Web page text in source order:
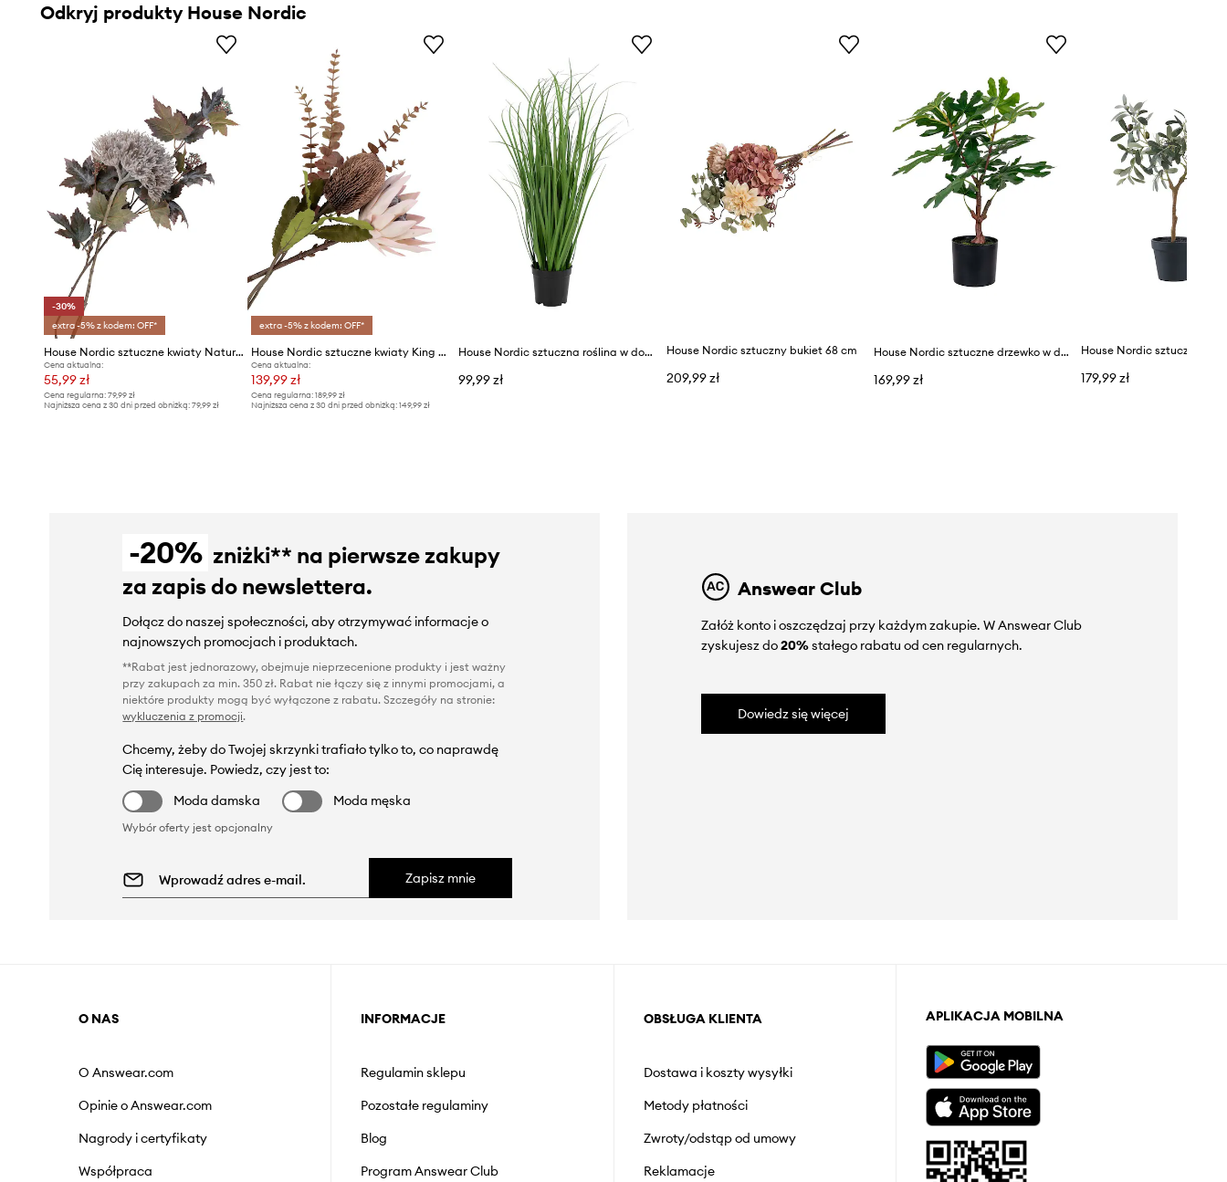
Odkryj produkty House Nordic
-30%
extra -5% z kodem: OFF*
House Nordic sztuczne kwiaty Nature bouquet
Cena aktualna:
55,99 zł
Cena regularna: 79,99 zł
Najniższa cena z 30 dni przed obniżką: 79,99 zł
extra -5% z kodem: OFF*
House Nordic sztuczne kwiaty King Protea Bouquet
Cena aktualna:
139,99 zł
Cena regularna:189,99 zł
Najniższa cena z 30 dni przed obniżką:149,99 zł
House Nordic sztuczna roślina w doniczce Poa Grass
99,99 zł
House Nordic sztuczny bukiet 68 cm
209,99 zł
House Nordic sztuczne drzewko w doniczce Fig tree
169,99 zł 179,99 zł
-20% zniżki** na pierwsze zakupy
za zapis do newslettera.
Dołącz do naszej społeczności, aby otrzymywać informacje o
najnowszych promocjach i produktach.
**Rabat jest jednorazowy, obejmuje nieprzecenione produkty i jest ważny
przy zakupach za min. 350 zł. Rabat nie łączy się z innymi promocjami, a
niektóre produkty mogą być wyłączone z rabatu. Szczegóły na stronie:
wykluczenia z promocji.
Chcemy, żeby do Twojej skrzynki trafiało tylko to, co naprawdę
Cię interesuje. Powiedz, czy jest to:
Moda damska
Moda męska
Wybór oferty jest opcjonalny
Zapisz mnie
Answear Club
Załóż konto i oszczędzaj przy każdym zakupie. W Answear Club
zyskujesz do20%stałego rabatu od cen regularnych.
Dowiedz się więcej
O NAS
O Answear.com
Opinie o Answear.com
Nagrody i certyfikaty
Współpraca
INFORMACJE
Regulamin sklepu
Pozostałe regulaminy
Blog
Program Answear Club
OBSŁUGA KLIENTA
Dostawa i koszty wysyłki
Metody płatności
Zwroty/odstąp od umowy
Reklamacje
APLIKACJA MOBILNA